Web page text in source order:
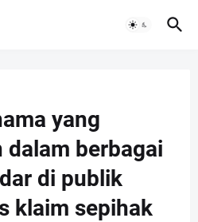
yang
dalam berbagai
di publik
klaim sepihak